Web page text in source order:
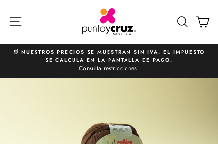
directamente
diapositivas
🛒 NUESTROS PRECIOS SE MUESTRAN SIN IVA. EL IMPUESTO
SE CALCULA EN LA PANTALLA DE PAGO.
Consulta restricciones.